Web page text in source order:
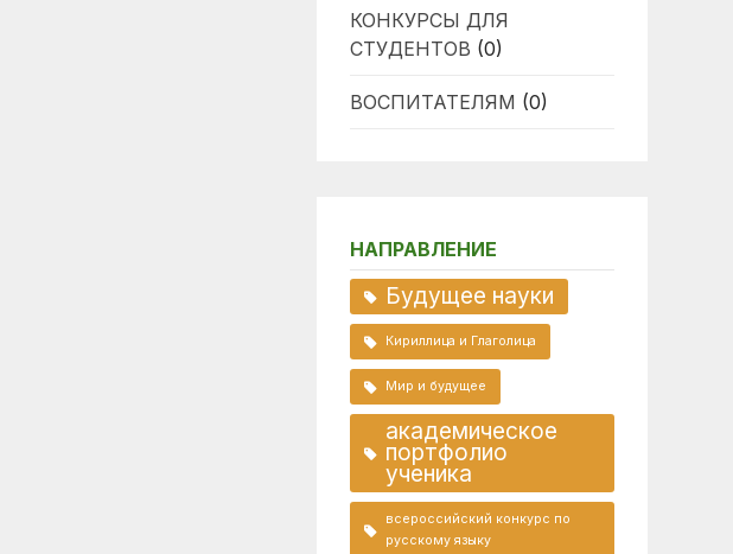
КОНКУРСЫ ДЛЯ
СТУДЕНТОВ (0)
ВОСПИТАТЕЛЯМ (0)
НАПРАВЛЕНИЕ
Будущее науки
Кириллица и Глаголица
Мир и будущее
академическое
портфолио
ученика
всероссийский конкурс по
русскому языку